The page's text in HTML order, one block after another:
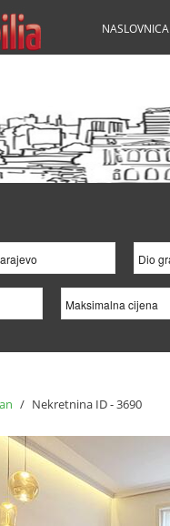
NASLOVNICA
/ Nekretnina ID - 3690